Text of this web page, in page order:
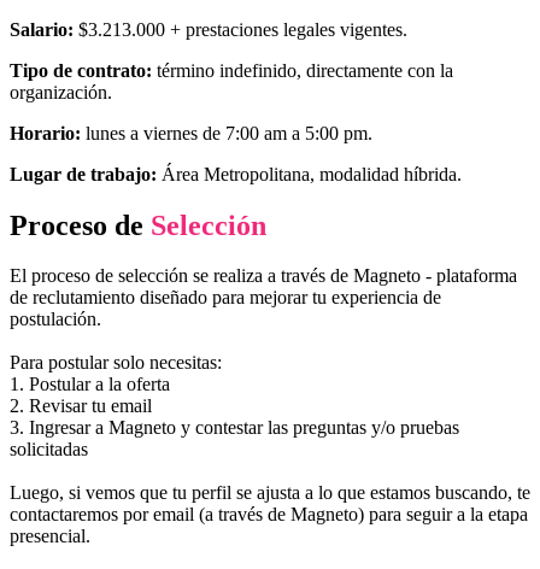
Salario: $3.213.000 + prestaciones legales vigentes.
Tipo de contrato: término indefinido, directamente con la
organización.
Horario: lunes a viernes de 7:00 am a 5:00 pm.
Lugar de trabajo: Área Metropolitana, modalidad híbrida.
Proceso de Selección
El proceso de selección se realiza a través de Magneto - plataforma
de reclutamiento diseñado para mejorar tu experiencia de
postulación.
Para postular solo necesitas:
1. Postular a la oferta
2. Revisar tu email
3. Ingresar a Magneto y contestar las preguntas y/o pruebas
solicitadas
Luego, si vemos que tu perfil se ajusta a lo que estamos buscando, te
contactaremos por email (a través de Magneto) para seguir a la etapa
presencial.